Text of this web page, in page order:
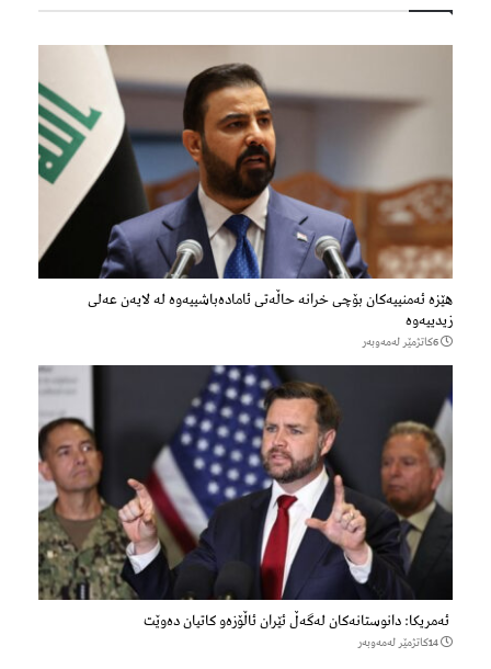
هێزه‌ ئه‌منییه‌كان بۆچی خرانە حاڵه‌تی ئاماده‌باشییه‌وه‌ لە لایەن عەلی
زیدییەوە
6كاتژمێر لەمەوبەر
ئەمریکا: دانوستانەکان لەگەڵ ئێران ئاڵۆزەو کاتیان دەوێت
14كاتژمێر لەمەوبەر